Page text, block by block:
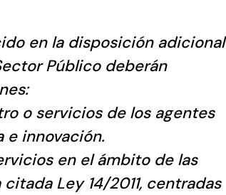
en la disposición adicional
Público deberán
o servicios de los agentes
e innovación.
en el ámbito de las
Ley 14/2011, centradas